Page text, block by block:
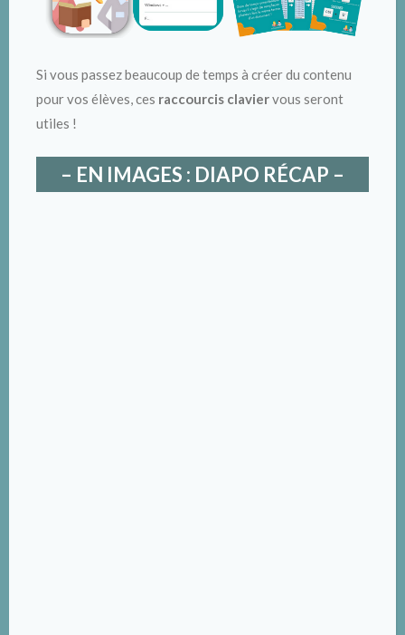
Si vous passez beaucoup de temps à créer du contenu
pour vos élèves, ces raccourcis claviervous seront
utiles !
– EN IMAGES : DIAPO RÉCAP –